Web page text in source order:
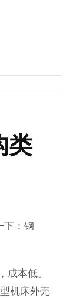
类
下：钢
成本低。
机床外壳